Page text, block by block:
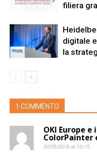
filiera
digitale
la
1 COMMENTO
OKI Europe
ColorPainter
30/05/2016 at 10:15